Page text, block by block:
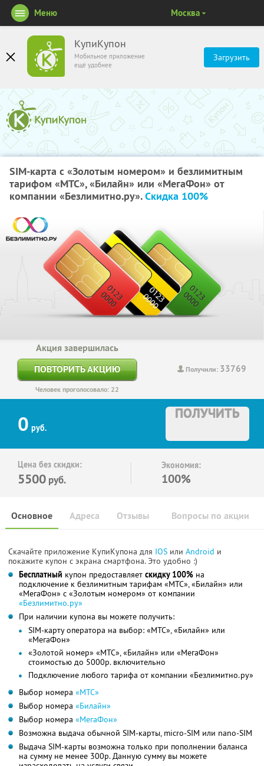
КупиКупон
Мобильное приложение
ещё удобнее
Загрузить
Меню Москва
SIM-карта с «Золотым номером» и безлимитным
тарифом «МТС», «Билайн» или «МегаФон» от
компании «Безлимитно.ру».Скидка 100%
Получили: 33769
Акция завершилась
ПОВТОРИТЬ АКЦИЮ
Человек проголосовало: 22
0 руб.
ПОЛУЧИТЬ
Цена без скидки:
5500 руб.
Экономия:
100%
Основное Отзывы Вопросы по акции
Адреса
Скачайте приложение КупиКупона для IOS или Android и
покажите купон с экрана смартфона. Это удобно :)
Бесплатный купон предоставляет скидку 100% на
подключение к безлимитным тарифам «МТС», «Билайн» или
«МегаФон» с «Золотым номером» от компании
«Безлимитно.ру»
При наличии купона вы можете получить:
SIM-карту оператора на выбор: «МТС», «Билайн» или
«МегаФон»
«Золотой номер» «МТС», «Билайн» или «МегаФон»
стоимостью до 5000р. включительно
Подключение любого тарифа от компании «Безлимитно.ру»
Выбор номера «МТС»
Выбор номера «Билайн»
Выбор номера «МегаФон»
Возможна выдача обычной SIM-карты, micro-SIM или nano-SIM
Выдача SIM-карты возможна только при пополнении баланса
на сумму не менее 300р. Данную сумму вы можете